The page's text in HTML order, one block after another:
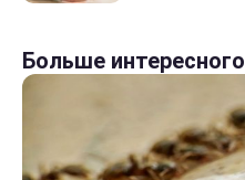
Больше интересного